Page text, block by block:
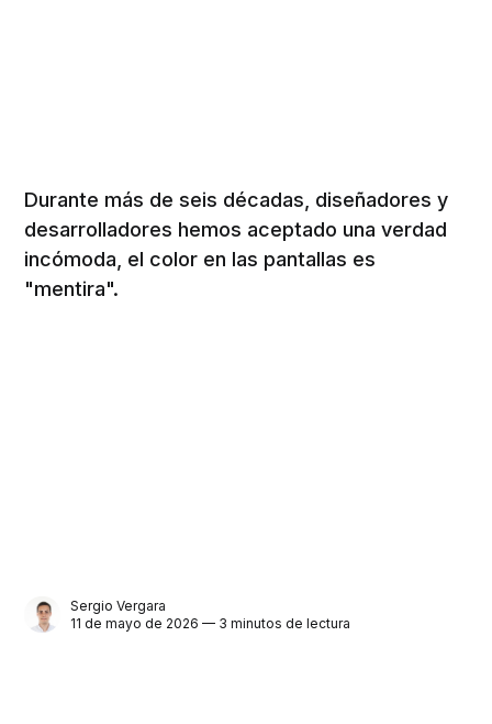
Durante más de seis décadas, diseñadores y
desarrolladores hemos aceptado una verdad
incómoda, el color en las pantallas es
"mentira".
Sergio Vergara
11 de mayo de 2026 — 3 minutos de lectura